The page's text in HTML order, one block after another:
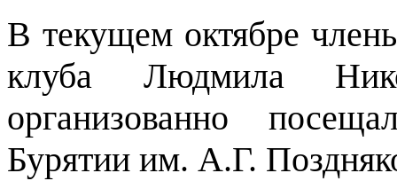
В текущем октябре
клуба Людмила
организованно
Бурятии им. А.Г.